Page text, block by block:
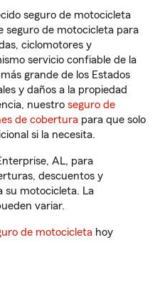
seguro de motocicleta
seguro de motocicleta para
ciclomotores y
servicio confiable de la
más grande de los Estados
y daños a la propiedad
nuestro seguro de
de cobertura para que solo
si la necesita.
AL, para
descuentos y
su motocicleta. La
variar.
de motocicleta hoy